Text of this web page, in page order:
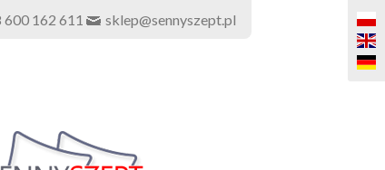
600 162 611 sklep@sennyszept.pl